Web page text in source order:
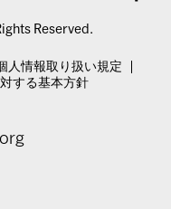
Reserved.
人情報取り扱い規定
する基本方針